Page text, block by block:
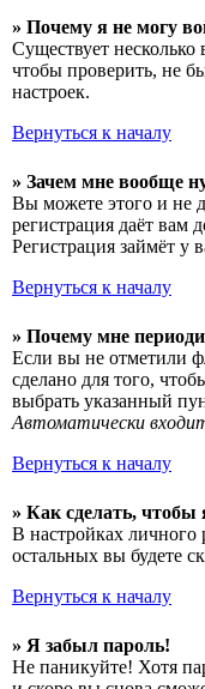
» Почему я не могу
Существует
чтобы проверить, не
настроек.
Вернуться к началу
» Зачем мне вообще
Вы можете этого и не
регистрация даёт вам
Регистрация займёт у
Вернуться к началу
» Почему мне
Если вы не отметили
сделано для того,
выбрать указанный
Автоматически
Вернуться к началу
» Как сделать, чтобы
В настройках личного
остальных вы будете
Вернуться к началу
» Я забыл пароль!
Не паникуйте! Хотя